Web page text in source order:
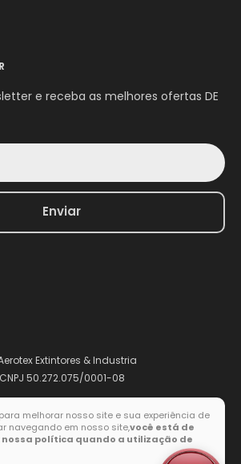
e receba as melhores ofertas DE
Enviar
Extintores & Industria
CNPJ 50.272.075/0001-08
Formas de pagamento
melhorar nosso site e sua experiência de
navegando em nosso site,você está de
política quando a utilização de